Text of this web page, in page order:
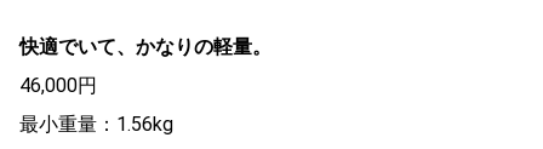
快適でいて、かなりの軽量。
46,000円
最小重量：1.56kg